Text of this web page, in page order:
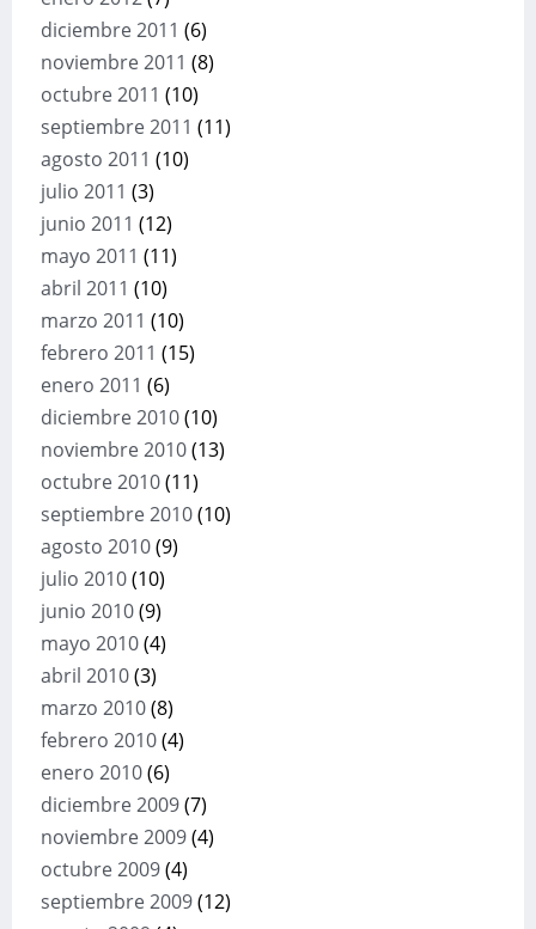
diciembre 2011 (6)
noviembre 2011 (8)
octubre 2011 (10)
septiembre 2011 (11)
agosto 2011 (10)
julio 2011 (3)
junio 2011 (12)
mayo 2011 (11)
abril 2011 (10)
marzo 2011 (10)
febrero 2011 (15)
enero 2011 (6)
diciembre 2010(10)
noviembre 2010(13)
octubre 2010(11)
septiembre 2010(10)
agosto 2010(9)
julio 2010(10)
junio 2010(9)
mayo 2010(4)
abril 2010(3)
marzo 2010(8)
febrero 2010(4)
enero 2010(6)
diciembre 2009(7)
noviembre 2009(4)
octubre 2009(4)
septiembre 2009(12)